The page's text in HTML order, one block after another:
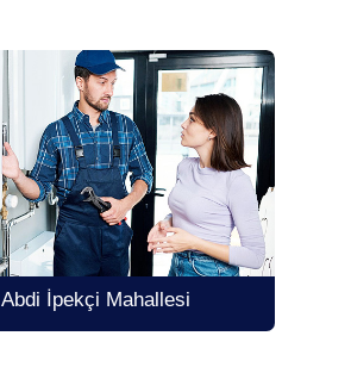
Abdi İpekçi Mahallesi